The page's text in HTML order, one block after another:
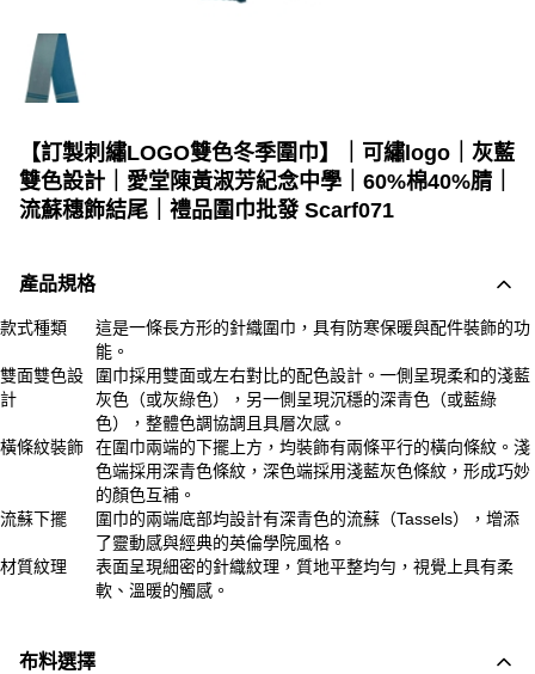
【訂製刺繡LOGO雙色冬季圍巾】｜可繡logo｜灰藍
雙色設計｜愛堂陳黃淑芳紀念中學｜60%棉40%腈｜
流蘇穗飾結尾｜禮品圍巾批發 Scarf071
產品規格
款式種類
這是一條長方形的針織圍巾，具有防寒保暖與配件裝飾的功
能。
雙面雙色設
計
圍巾採用雙面或左右對比的配色設計。一側呈現柔和的淺藍
灰色（或灰綠色），另一側呈現沉穩的深青色（或藍綠
色），整體色調協調且具層次感。
橫條紋裝飾
在圍巾兩端的下擺上方，均裝飾有兩條平行的橫向條紋。淺
色端採用深青色條紋，深色端採用淺藍灰色條紋，形成巧妙
的顏色互補。
流蘇下擺
圍巾的兩端底部均設計有深青色的流蘇（Tassels），增添
了靈動感與經典的英倫學院風格。
材質紋理
表面呈現細密的針織紋理，質地平整均勻，視覺上具有柔
軟、溫暖的觸感。
布料選擇